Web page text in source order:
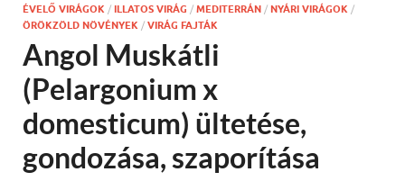
ÉVELŐ VIRÁGOK / ILLATOS VIRÁG / MEDITERRÁN / NYÁRI VIRÁGOK /
ÖRÖKZÖLD NÖVÉNYEK / VIRÁG FAJTÁK
Angol Muskátli
(Pelargonium x
domesticum) ültetése,
gondozása, szaporítása